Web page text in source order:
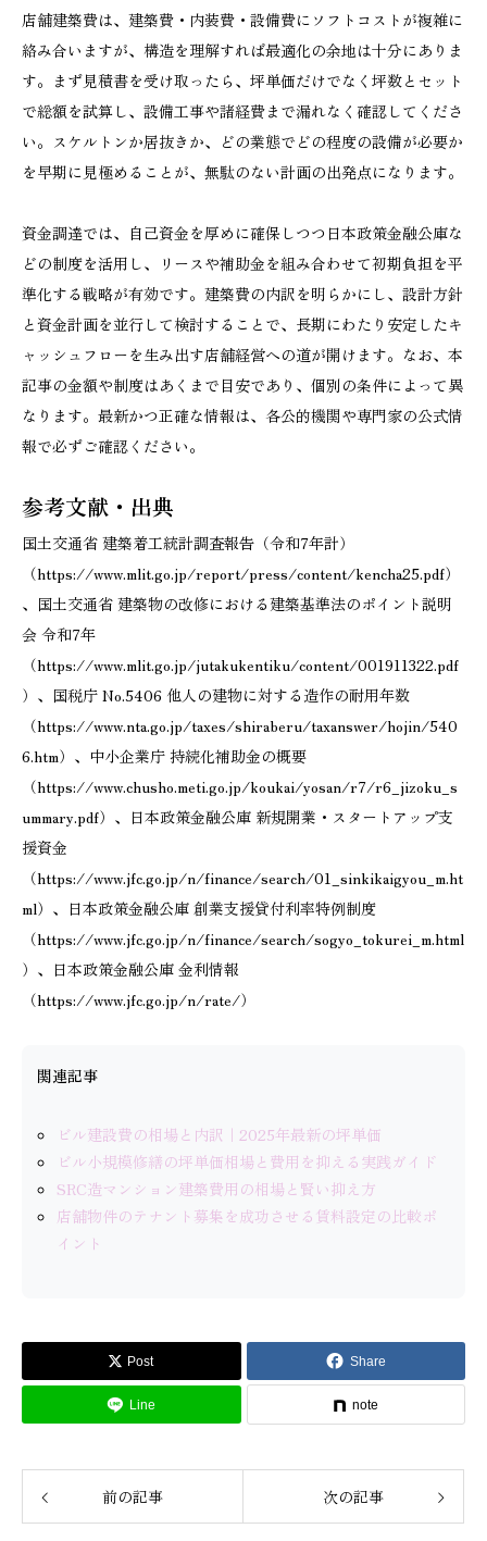
店舗建築費は、建築費・内装費・設備費にソフトコストが複雑に
絡み合いますが、構造を理解すれば最適化の余地は十分にありま
す。まず見積書を受け取ったら、坪単価だけでなく坪数とセット
で総額を試算し、設備工事や諸経費まで漏れなく確認してくださ
い。スケルトンか居抜きか、どの業態でどの程度の設備が必要か
を早期に見極めることが、無駄のない計画の出発点になります。
資金調達では、自己資金を厚めに確保しつつ日本政策金融公庫な
どの制度を活用し、リースや補助金を組み合わせて初期負担を平
準化する戦略が有効です。建築費の内訳を明らかにし、設計方針
と資金計画を並行して検討することで、長期にわたり安定したキ
ャッシュフローを生み出す店舗経営への道が開けます。なお、本
記事の金額や制度はあくまで目安であり、個別の条件によって異
なります。最新かつ正確な情報は、各公的機関や専門家の公式情
報で必ずご確認ください。
参考文献・出典
国土交通省 建築着工統計調査報告（令和7年計）
（https://www.mlit.go.jp/report/press/content/kencha25.pdf）
、国土交通省 建築物の改修における建築基準法のポイント説明
会 令和7年
（https://www.mlit.go.jp/jutakukentiku/content/001911322.pdf
）、国税庁 No.5406 他人の建物に対する造作の耐用年数
（https://www.nta.go.jp/taxes/shiraberu/taxanswer/hojin/540
6.htm）、中小企業庁 持続化補助金の概要
（https://www.chusho.meti.go.jp/koukai/yosan/r7/r6_jizoku_s
ummary.pdf）、日本政策金融公庫 新規開業・スタートアップ支
援資金
（https://www.jfc.go.jp/n/finance/search/01_sinkikaigyou_m.ht
ml）、日本政策金融公庫 創業支援貸付利率特例制度
（https://www.jfc.go.jp/n/finance/search/sogyo_tokurei_m.html
）、日本政策金融公庫 金利情報
（https://www.jfc.go.jp/n/rate/）
関連記事
ビル建設費の相場と内訳｜2025年最新の坪単価
ビル小規模修繕の坪単価相場と費用を抑える実践ガイド
SRC造マンション建築費用の相場と賢い抑え方
店舗物件のテナント募集を成功させる賃料設定の比較ポ
イント
Post Share
Line note
前の記事 次の記事